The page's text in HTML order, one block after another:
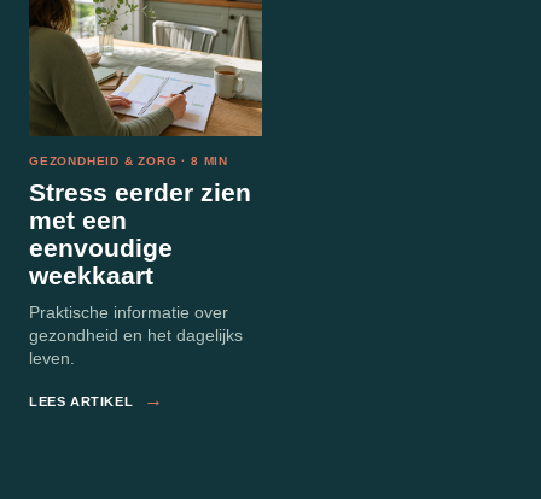
GEZONDHEID & ZORG · 8 MIN
Stress eerder zien
met een
eenvoudige
weekkaart
Praktische informatie over
gezondheid en het dagelijks
leven.
LEES ARTIKEL →